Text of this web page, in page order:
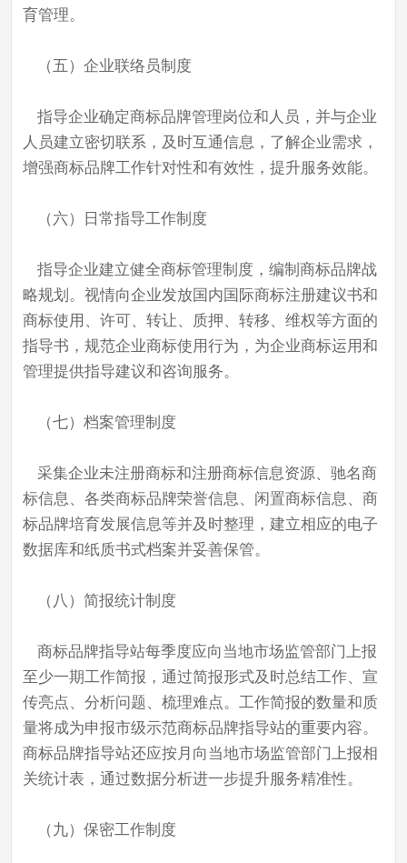
育管理。
（五）企业联络员制度
指导企业确定商标品牌管理岗位和人员，并与企业
人员建立密切联系，及时互通信息，了解企业需求，
增强商标品牌工作针对性和有效性，提升服务效能。
（六）日常指导工作制度
指导企业建立健全商标管理制度，编制商标品牌战
略规划。视情向企业发放国内国际商标注册建议书和
商标使用、许可、转让、质押、转移、维权等方面的
指导书，规范企业商标使用行为，为企业商标运用和
管理提供指导建议和咨询服务。
（七）档案管理制度
采集企业未注册商标和注册商标信息资源、驰名商
标信息、各类商标品牌荣誉信息、闲置商标信息、商
标品牌培育发展信息等并及时整理，建立相应的电子
数据库和纸质书式档案并妥善保管。
（八）简报统计制度
商标品牌指导站每季度应向当地市场监管部门上报
至少一期工作简报，通过简报形式及时总结工作、宣
传亮点、分析问题、梳理难点。工作简报的数量和质
量将成为申报市级示范商标品牌指导站的重要内容。
商标品牌指导站还应按月向当地市场监管部门上报相
关统计表，通过数据分析进一步提升服务精准性。
（九）保密工作制度